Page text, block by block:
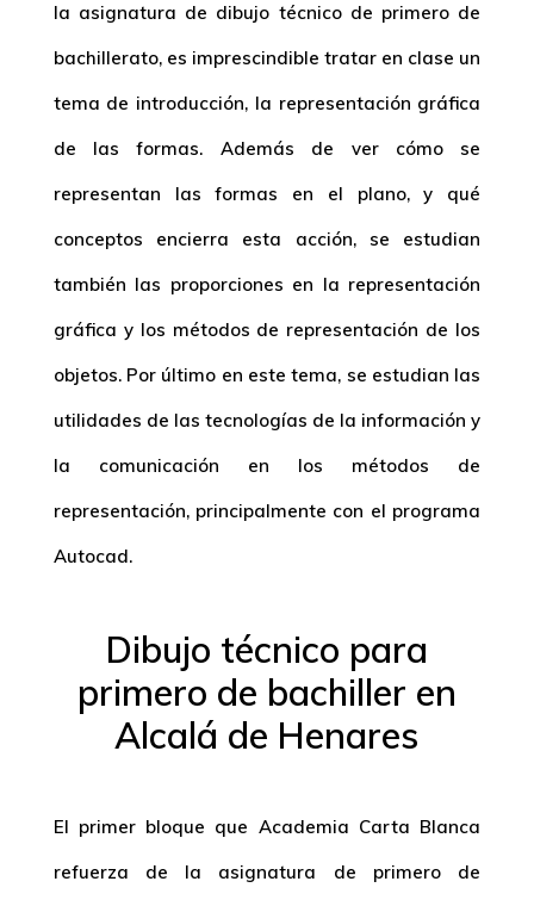
la asignatura de dibujo técnico de primero de
bachillerato, es imprescindible tratar en clase un
tema de introducción, la representación gráfica
de las formas. Además de ver cómo se
representan las formas en el plano, y qué
conceptos encierra esta acción, se estudian
también las proporciones en la representación
gráfica y los métodos de representación de los
objetos. Por último en este tema, se estudian las
utilidades de las tecnologías de la información y
la comunicación en los métodos de
representación, principalmente con el programa
Autocad.
Dibujo técnico para
primero de bachiller en
Alcalá de Henares
El primer bloque que Academia Carta Blanca
refuerza de la asignatura de primero de